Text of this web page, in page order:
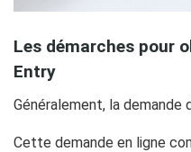
Les démarches pour
Entry
Généralement, la demande
Cette demande en ligne